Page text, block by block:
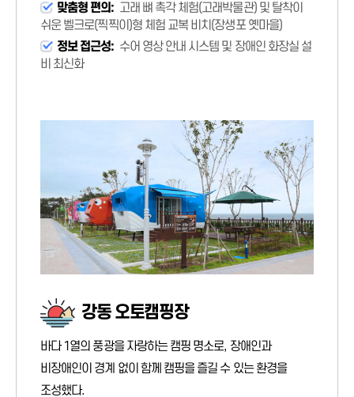
맞춤형 편의: 고래 뼈 촉각 체험(고래박물관) 및 탈착이
쉬운 벨크로(찍찍이)형 체험 교복 비치(장생포 옛마을)
정보 접근성: 수어 영상 안내 시스템 및 장애인 화장실 설
비 최신화
강동 오토캠핑장
바다 1열의 풍광을 자랑하는 캠핑 명소로, 장애인과
비장애인이 경계 없이 함께 캠핑을 즐길 수 있는 환경을
조성했다.